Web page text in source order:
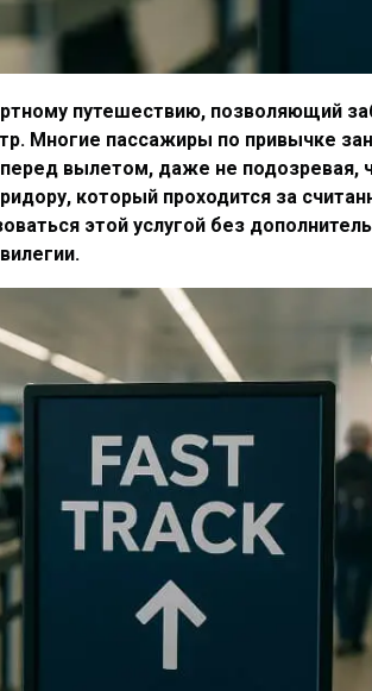
путешествию, позволяющий
Многие пассажиры по привычке
вылетом, даже не подозревая,
который проходится за
этой услугой без